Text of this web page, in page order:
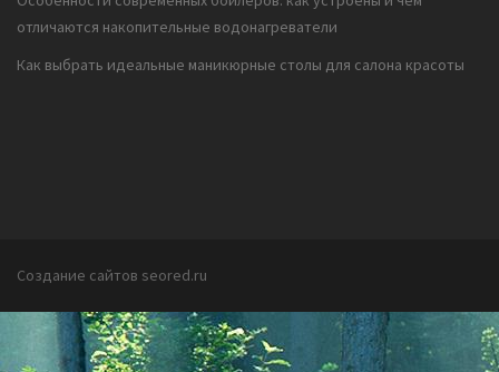
отличаются накопительные водонагреватели
Как выбрать идеальные маникюрные столы для салона красоты
Создание сайтов seored.ru